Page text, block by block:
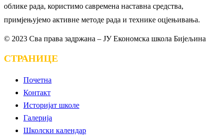
облике рада, користимо савремена наставна средства,
примјењујемо активне методе рада и технике оцјењивања.
© 2023 Сва права задржана – ЈУ Економска школа Бијељина
СТРАНИЦЕ
Почетна
Контакт
Историјат школе
Галерија
Школски календар